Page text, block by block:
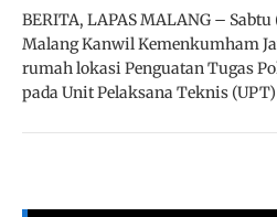
BERITA, LAPAS MALANG – Sabtu
Malang Kanwil Kemenkumham
rumah lokasi Penguatan Tugas
pada Unit Pelaksana Teknis